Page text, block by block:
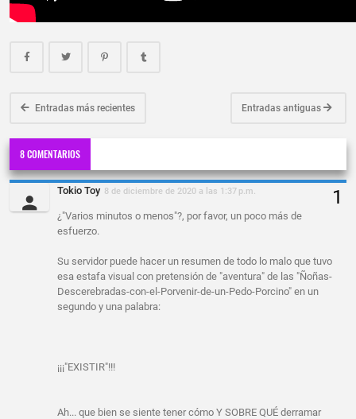
Entradas más recientes Entradas antiguas
8 COMENTARIOS
Tokio Toy 8 de diciembre de 2020 a las 1:37 p.m.
¿"Varios minutos o menos"?, por favor, un poco más de
esfuerzo.
Su servidor puede hacer un resumen de todo lo malo que tuvo
esa estafa visual con pretensión de "aventura" de las "Ñoñas-
Descerebradas-con-el-Porvenir-de-un-Pedo-Porcino" en un
segundo y una palabra:
¡¡¡"EXISTIR"!!!
Ah... que bien se siente tener cómo Y SOBRE QUÉ derramar